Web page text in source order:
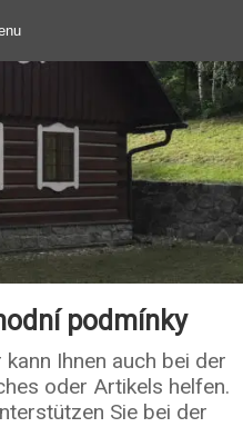
podmínky
Ihnen auch bei der
oder Artikels helfen.
Sie bei der